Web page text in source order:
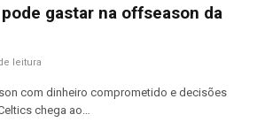
gastar na offseason da
leitura
com dinheiro comprometido e decisões
chega ao…